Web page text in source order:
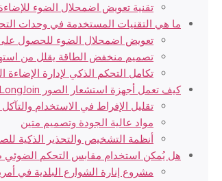
تقنية تعويض اضمحلال الضوء
ما هي التقنيات المستخدمة في وحدات
تعويض اضمحلال الضوء للحصول
تصميم منخفض الطاقة يقلل من
تكامل التحكم الذكي لإدارة الإضاءة
كيف تعمل أجهزة استشعار الصور LongJoin على إطالة عمر مصابيح الشوارع؟
تقليل الإفراط في الاستخدام
مواد عالية الجودة وتصميم متين
أنظمة التشخيص والتحذير الذكية
هل يُمكن استخدام مقابس التحكم الضوئي
مشروع إنارة الشوارع البلدية في